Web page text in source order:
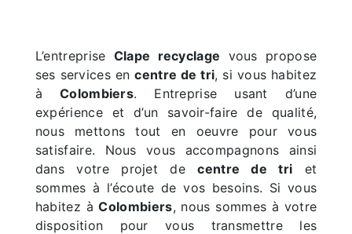
L’entreprise Clape recyclage vous propose
ses services encentre de tri, si vous habitez
à Colombiers. Entreprise usant d’une
expérience et d’un savoir-faire de qualité,
nous mettons tout en oeuvre pour vous
satisfaire. Nous vous accompagnons ainsi
dans votre projet decentre de tri et
sommes à l’écoute de vos besoins. Si vous
habitez àColombiers, nous sommes à votre
disposition pour vous transmettre les